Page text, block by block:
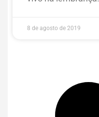
8 de agosto de 2019